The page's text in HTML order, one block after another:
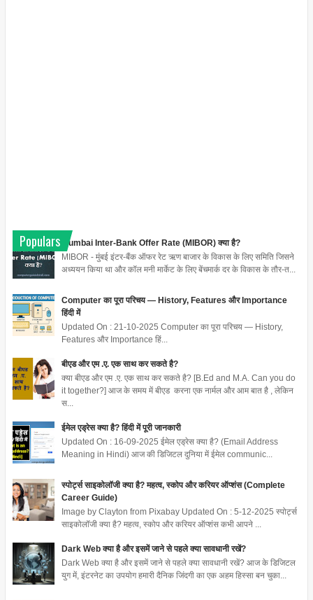
Populars
Mumbai Inter-Bank Offer Rate (MIBOR) क्या है?
MIBOR - मुंबई इंटर-बैंक ऑफर रेट ऋण बाजार के विकास के लिए समिति जिसने
अध्ययन किया था और कॉल मनी मार्केट के लिए बेंचमार्क दर के विकास के तौर-त...
Computer का पूरा परिचय — History, Features और Importance
हिंदी में
Updated On : 21-10-2025 Computer का पूरा परिचय — History,
Features और Importance हिं...
बीएड और एम .ए. एक साथ कर सकते है?
क्या बीएड और एम .ए. एक साथ कर सकते है? [B.Ed and M.A. Can you do
it together?] आज के समय में बीएड करना एक नार्मल और आम बात है , लेकिन
स...
ईमेल एड्रेस क्या है? हिंदी में पूरी जानकारी
Updated On : 16-09-2025 ईमेल एड्रेस क्या है? (Email Address
Meaning in Hindi) आज की डिजिटल दुनिया में ईमेल communic...
स्पोर्ट्स साइकोलॉजी क्या है? महत्व, स्कोप और करियर ऑप्शंस (Complete
Career Guide)
Image by Clayton from Pixabay Updated On : 5-12-2025 स्पोर्ट्स
साइकोलॉजी क्या है? महत्व, स्कोप और करियर ऑप्शंस कभी आपने ...
Dark Web क्या है और इसमें जाने से पहले क्या सावधानी रखें?
Dark Web क्या है और इसमें जाने से पहले क्या सावधानी रखें? आज के डिजिटल
युग में, इंटरनेट का उपयोग हमारी दैनिक जिंदगी का एक अहम हिस्सा बन चुका...